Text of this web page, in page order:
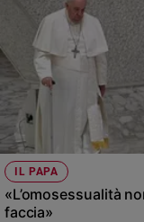
IL PAPA
«L’omosessualità
faccia»